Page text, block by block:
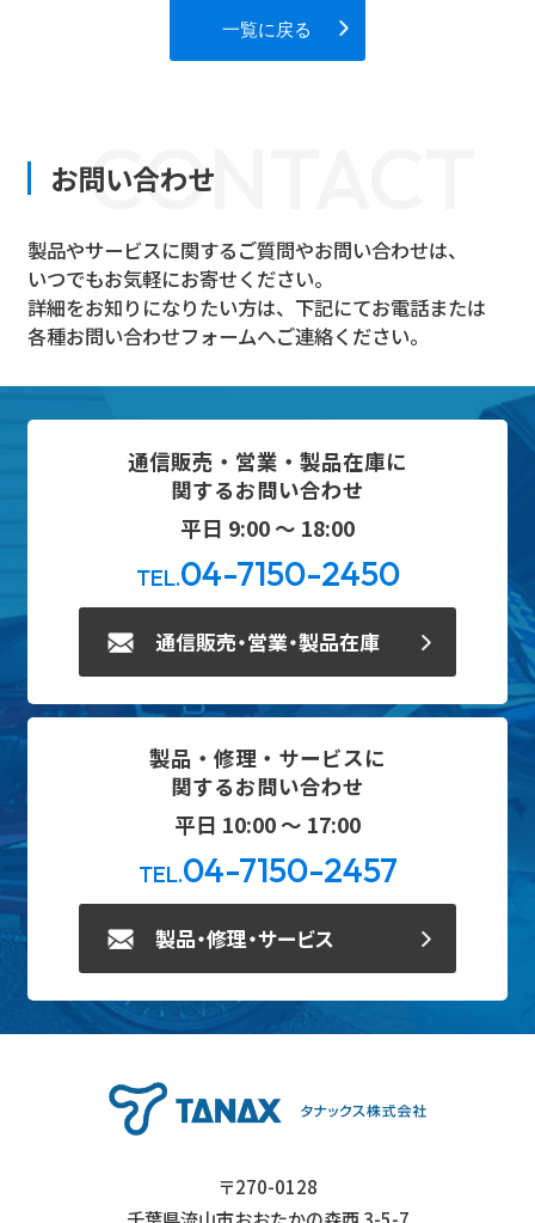
一覧に戻る
CONTACT
お問い合わせ
製品やサービスに関するご質問やお問い合わせは、
いつでもお気軽にお寄せください。
詳細をお知りになりたい方は、下記にてお電話または
各種お問い合わせフォームへご連絡ください。
通信販売・営業・製品在庫に
関するお問い合わせ
平日 9:00 ～ 18:00
TEL.04-7150-2450
通信販売・営業・製品在庫
製品・修理・サービスに
関するお問い合わせ
平日 10:00 ～ 17:00
TEL.04-7150-2457
製品・修理・サービス
〒270-0128